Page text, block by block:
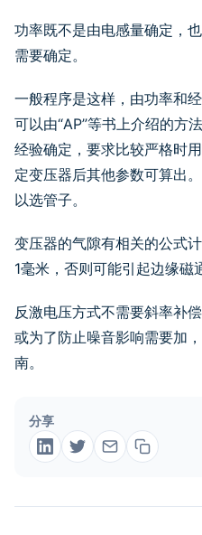
功率既不是由电感量确定，
需要确定。
一般程序是这样，由功率和
可以由“AP”等书上介绍的方
经验确定，要求比较严格时
定变压器后其他参数可算出
以选管子。
变压器的气隙有相关的公式
1毫米，否则可能引起边缘磁
反激电压方式不需要斜率补
或为了防止噪音影响需要加
南。
分享